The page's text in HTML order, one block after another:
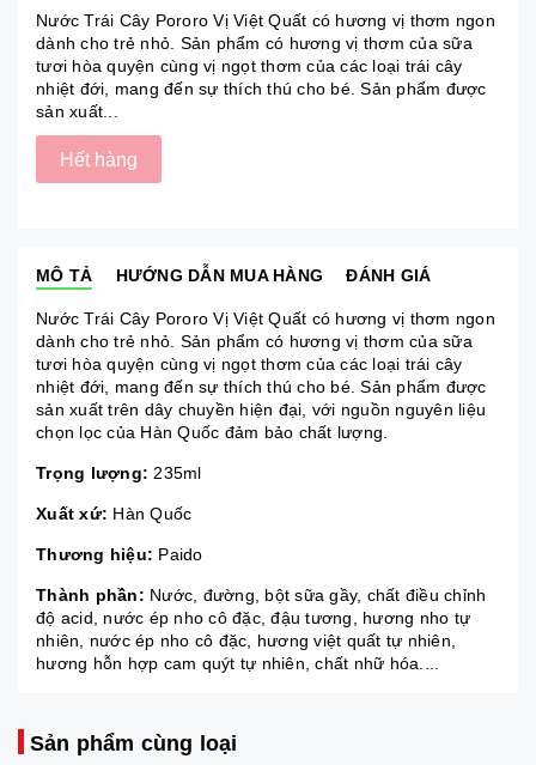
Nước Trái Cây Pororo Vị Việt Quất có hương vị thơm ngon
dành cho trẻ nhỏ. Sản phẩm có hương vị thơm của sữa
tươi hòa quyện cùng vị ngọt thơm của các loại trái cây
nhiệt đới, mang đến sự thích thú cho bé. Sản phẩm được
sản xuất...
Hết hàng
MÔ TẢ HƯỚNG DẪN MUA HÀNG ĐÁNH GIÁ
Nước Trái Cây Pororo Vị Việt Quất có hương vị thơm ngon
dành cho trẻ nhỏ. Sản phẩm có hương vị thơm của sữa
tươi hòa quyện cùng vị ngọt thơm của các loại trái cây
nhiệt đới, mang đến sự thích thú cho bé. Sản phẩm được
sản xuất trên dây chuyền hiện đại, với nguồn nguyên liệu
chọn lọc của Hàn Quốc đảm bảo chất lượng.
Trọng lượng: 235ml
Xuất xứ: Hàn Quốc
Thương hiệu: Paido
Thành phần: Nước, đường, bột sữa gầy, chất điều chỉnh
độ acid, nước ép nho cô đặc, đậu tương, hương nho tự
nhiên, nước ép nho cô đặc, hương việt quất tự nhiên,
hương hỗn hợp cam quýt tự nhiên, chất nhữ hóa....
Sản phẩm cùng loại